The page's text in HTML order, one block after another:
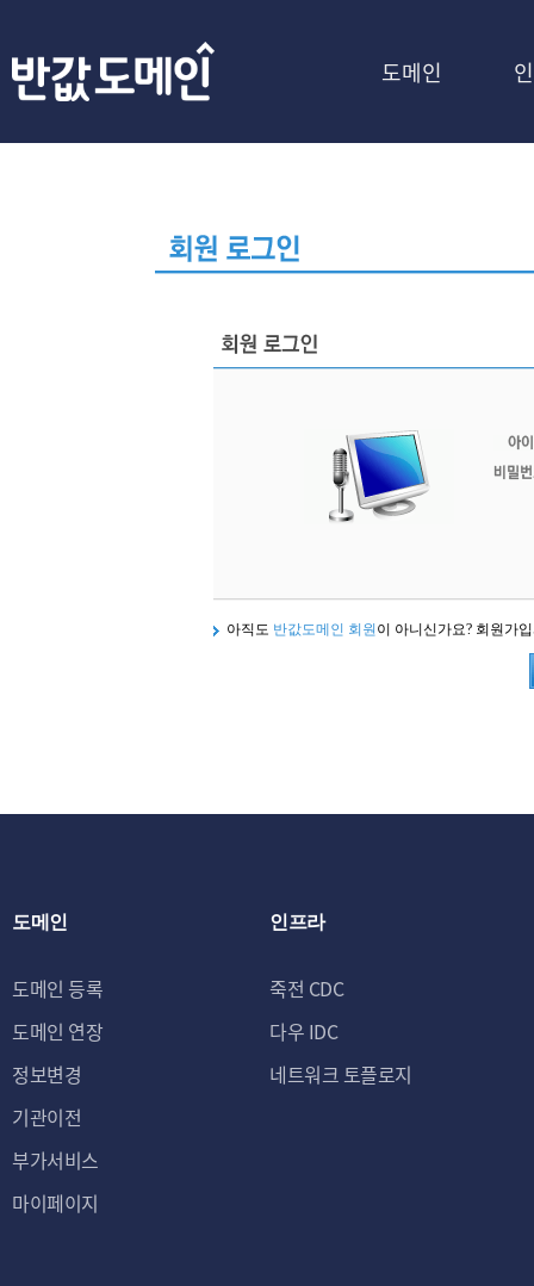
도메인
아직도 반값도메인 회원 이 아니신가요? 회원가
도메인
도메인 등록
도메인 연장
정보변경
기관이전
부가서비스
마이페이지
인프라
죽전 CDC
다우 IDC
네트워크 토플로지